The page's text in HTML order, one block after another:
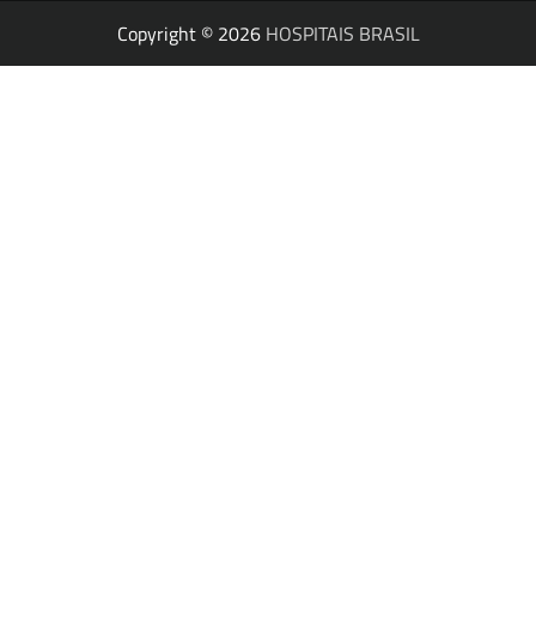
Copyright © 2026 HOSPITAIS BRASIL